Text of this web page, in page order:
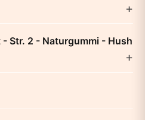
- Str. 2 - Naturgummi - Hush